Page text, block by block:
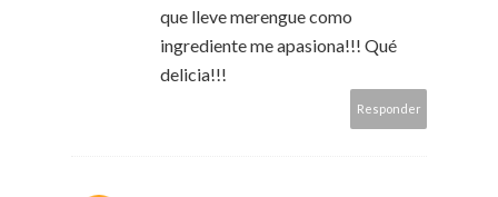
que lleve merengue como
ingrediente me apasiona!!! Qué
delicia!!!
Responder